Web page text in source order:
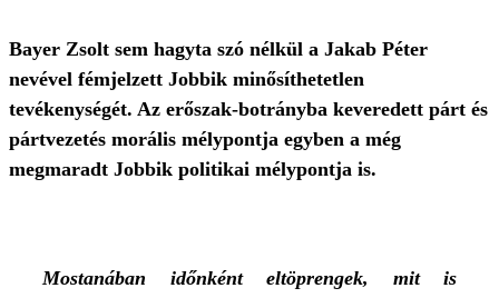
Bayer Zsolt sem hagyta szó nélkül a Jakab Péter
nevével fémjelzett Jobbik minősíthetetlen
tevékenységét. Az erőszak-botrányba keveredett párt és
pártvezetés morális mélypontja egyben a még
megmaradt Jobbik politikai mélypontja is.
Mostanában időnként eltöprengek, mit is